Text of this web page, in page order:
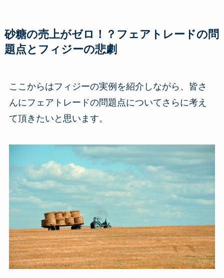
砂糖の売上がゼロ！？フェアトレードの問
題点とフィジーの悲劇
ここからはフィジーの実例を紹介しながら、皆さ
んにフェアトレードの問題点についてさらに考え
て頂きたいと思います。